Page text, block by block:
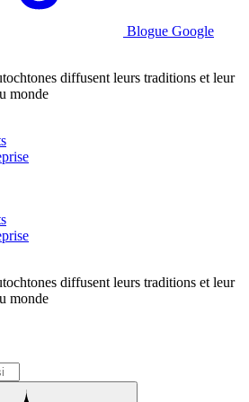
Blogue Google
diffusent leurs traditions et leur
monde
diffusent leurs traditions et leur
monde